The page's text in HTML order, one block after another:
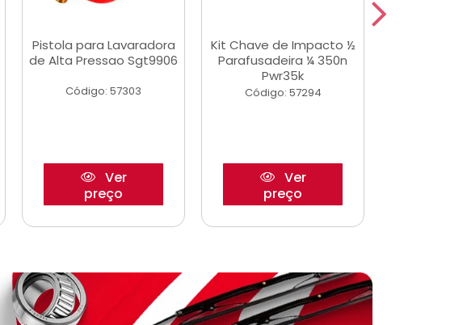
Pistola para Lavaradora
de Alta Pressao Sgt9906
Código: 57303
Ver
preço
Kit Chave de Impacto ½
Parafusadeira ¼ 350n
Pwr35k
Código: 57294
Ver
preço